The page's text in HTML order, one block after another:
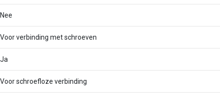
Nee
Voor verbinding met schroeven
Ja
Voor schroefloze verbinding